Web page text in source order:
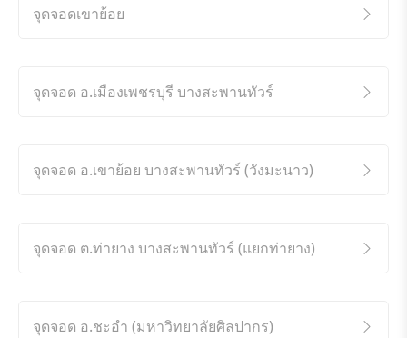
จุดจอดเขาย้อย
จุดจอด อ.เมืองเพชรบุรี บางสะพานทัวร์
จุดจอด อ.เขาย้อย บางสะพานทัวร์ (วังมะนาว)
จุดจอด ต.ท่ายาง บางสะพานทัวร์ (แยกท่ายาง)
จุดจอด อ.ชะอำ (มหาวิทยาลัยศิลปากร)